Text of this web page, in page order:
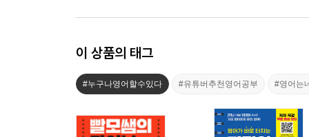
이 상품의 태그
#누구나영어할수있다 #유튜버추천영어공부 #영어는